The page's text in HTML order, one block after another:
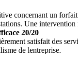
concernant un
Une
20/20
satisfait des
de lentreprise.